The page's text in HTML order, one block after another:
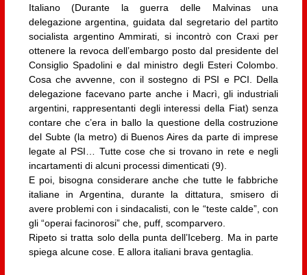
Italiano (Durante la guerra delle Malvinas una
delegazione argentina, guidata dal segretario del partito
socialista argentino Ammirati, si incontrò con Craxi per
ottenere la revoca dell’embargo posto dal presidente del
Consiglio Spadolini e dal ministro degli Esteri Colombo.
Cosa che avvenne, con il sostegno di PSI e PCI. Della
delegazione facevano parte anche i Macrì, gli industriali
argentini, rappresentanti degli interessi della Fiat) senza
contare che c’era in ballo la questione della costruzione
del Subte (la metro) di Buenos Aires da parte di imprese
legate al PSI… Tutte cose che si trovano in rete e negli
incartamenti di alcuni processi dimenticati (9).
E poi, bisogna considerare anche che tutte le fabbriche
italiane in Argentina, durante la dittatura, smisero di
avere problemi con i sindacalisti, con le “teste calde”, con
gli “operai facinorosi” che, puff, scomparvero.
Ripeto si tratta solo della punta dell’Iceberg. Ma in parte
spiega alcune cose. E allora italiani brava gentaglia.